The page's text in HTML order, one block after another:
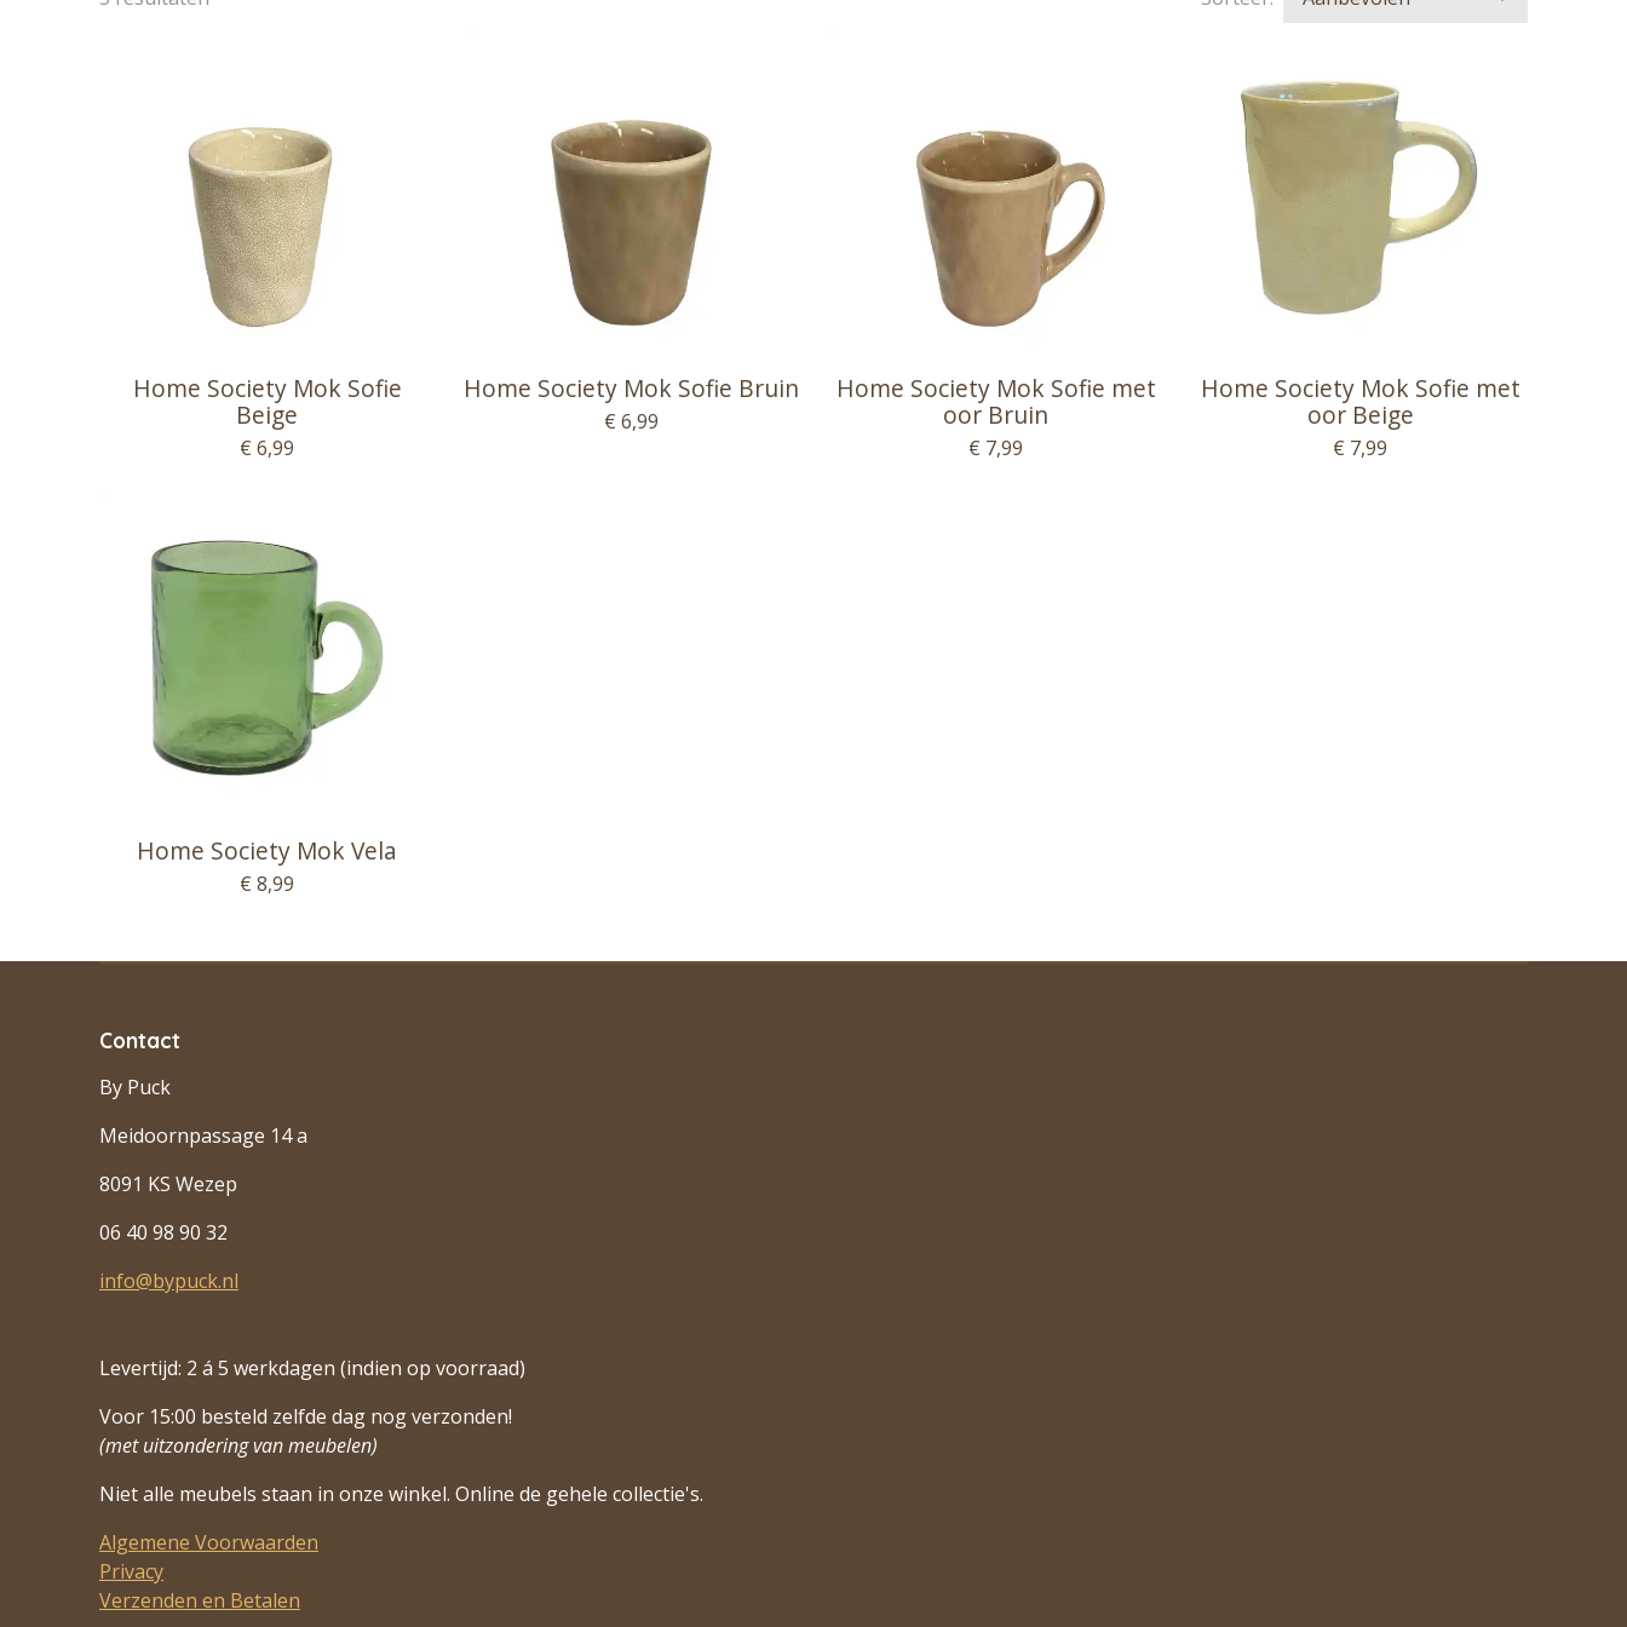
Home Society Mok Sofie
Beige
€ 6,99
Home Society Mok Sofie Bruin
€ 6,99
Home Society Mok Sofie met
oor Bruin
€ 7,99
Home Society Mok Sofie met
oor Beige
€ 7,99
Home Society Mok Vela
€ 8,99
Contact
By Puck
Meidoornpassage 14 a
8091 KS Wezep
06 40 98 90 32
info@bypuck.nl
Levertijd: 2 á 5 werkdagen (indien op voorraad)
Voor 15:00 besteld zelfde dag nog verzonden!
(met uitzondering van meubelen)
Niet alle meubels staan in onze winkel. Online de gehele collectie's.
Algemene Voorwaarden
Privacy
Verzenden en Betalen